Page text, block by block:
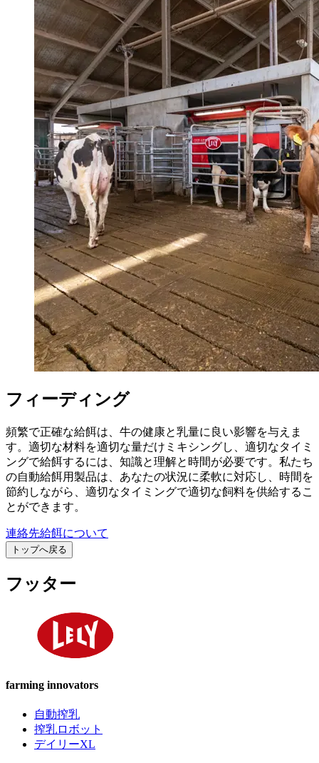
フィーディング
頻繁で正確な給餌は、牛の健康と乳量に良い影響を与えま
す。適切な材料を適切な量だけミキシングし、適切なタイミ
ングで給餌するには、知識と理解と時間が必要です。私たち
の自動給餌用製品は、あなたの状況に柔軟に対応し、時間を
節約しながら、適切なタイミングで適切な飼料を供給するこ
とができます。
連絡先給餌について
トップへ戻る
フッター
farming innovators
自動搾乳
搾乳ロボット
デイリーXL